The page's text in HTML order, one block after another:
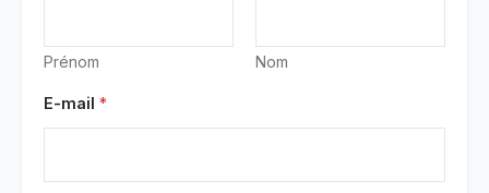
Prénom Nom
E-mail *